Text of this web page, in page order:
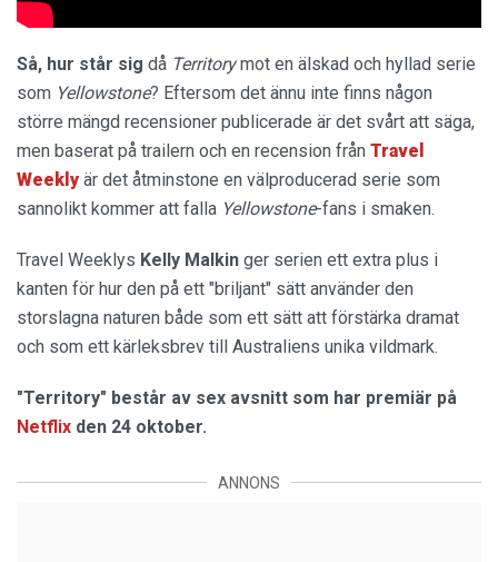
Så, hur står sig då Territorymot en älskad och hyllad serie
som Yellowstone? Eftersom det ännu inte finns någon
större mängd recensioner publicerade är det svårt att säga,
men baserat på trailern och en recension från Travel
Weeklyär det åtminstone en välproducerad serie som
sannolikt kommer att falla Yellowstone-fans i smaken.
Travel Weeklys Kelly Malkin ger serien ett extra plus i
kanten för hur den på ett "briljant" sätt använder den
storslagna naturen både som ett sätt att förstärka dramat
och som ett kärleksbrev till Australiens unika vildmark.
"Territory" består av sex avsnitt som har premiär på
Netflix den 24 oktober.
ANNONS